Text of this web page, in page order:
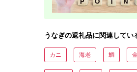
うなぎの返礼品に関連してい
カニ 海老 鯛